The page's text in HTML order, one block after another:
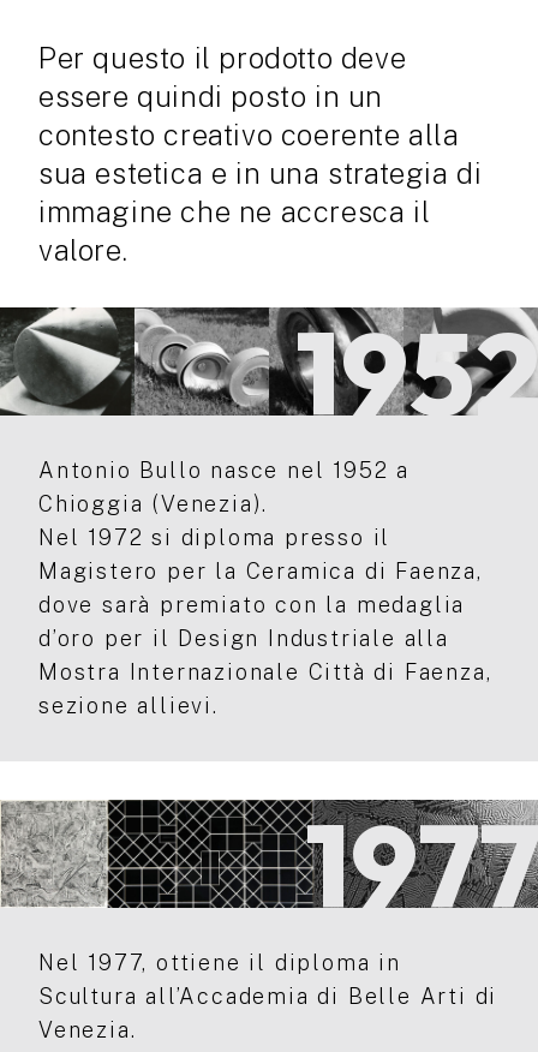
Per questo il prodotto deve
essere quindi posto in un
contesto creativo coerente alla
sua estetica e in una strategia di
immagine che ne accresca il
valore.
Antonio Bullo nasce nel 1952 a
Chioggia (Venezia).
Nel 1972 si diploma presso il
Magistero per la Ceramica di Faenza,
dove sarà premiato con la medaglia
d’oro per il Design Industriale alla
Mostra Internazionale Città di Faenza,
sezione allievi.
Nel 1977, ottiene il diploma in
Scultura all’Accademia di Belle Arti di
Venezia.